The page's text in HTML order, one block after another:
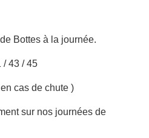
Bottes à la journée.
/ 43 / 45
cas de chute )
sur nos journées de